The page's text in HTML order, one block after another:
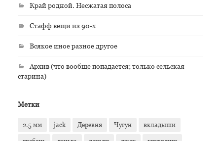
Край родной. Несжатая полоса
Стафф вещи из 90-х
Всякое иное разное другое
Архив (что вообще попадается; только сельская
старина)
Метки
2.5 мм jack Деревня Чугун вкладыши